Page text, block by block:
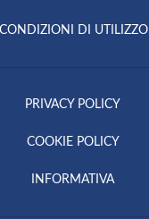
CONDIZIONI DI UTILIZZO
PRIVACY POLICY
COOKIE POLICY
INFORMATIVA